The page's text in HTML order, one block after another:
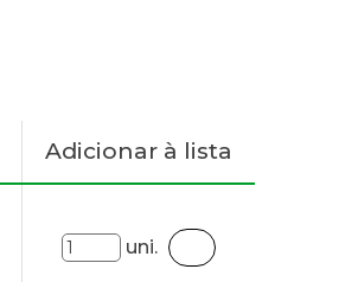
Adicionar à lista
uni.